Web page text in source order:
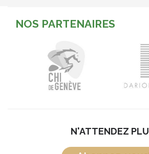
NOS PARTENAIRES
N'ATTENDEZ